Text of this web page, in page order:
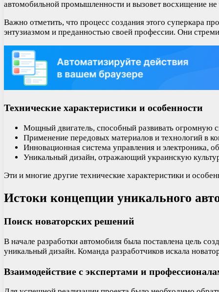
автомобильной промышленности и вызовет восхищение не
Важно отметить, что процесс создания этого суперкара
энтузиазмом и преданностью своей профессии. Они
Технические характеристики и особенности
Мощный двигатель, способный развивать огромную
Применение передовых материалов и технологий в
Инновационная система управления и электроника,
Уникальный дизайн, отражающий украинскую
Эти и многие другие технические характеристики и
Истоки концепции уникального
Поиск новаторских решений
В начале разработки автомобиля была поставлена цель
уникальный дизайн. Команда разработчиков искала
Взаимодействие с экспертами и